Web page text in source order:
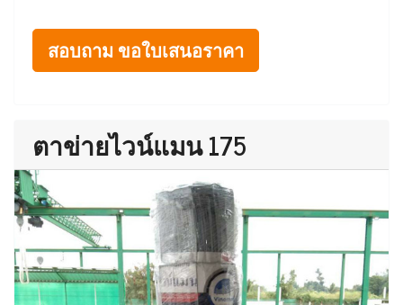
สอบถาม ขอใบเสนอราคา
ตาข่ายไวน์แมน 175